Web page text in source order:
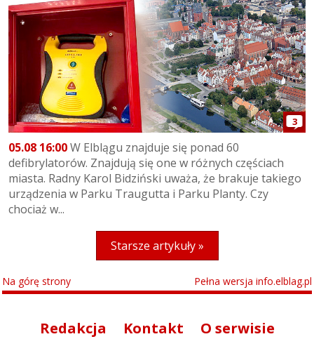
3
05.08 16:00W Elblągu znajduje się ponad 60
defibrylatorów. Znajdują się one w różnych częściach
miasta. Radny Karol Bidziński uważa, że brakuje takiego
urządzenia w Parku Traugutta i Parku Planty. Czy
chociaż w...
Starsze artykuły »
Na górę strony Pełna wersja info.elblag.pl
Redakcja Kontakt O serwisie